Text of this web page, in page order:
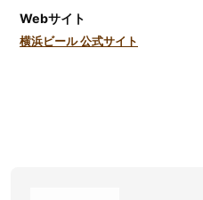
Webサイト
横浜ビール 公式サイト